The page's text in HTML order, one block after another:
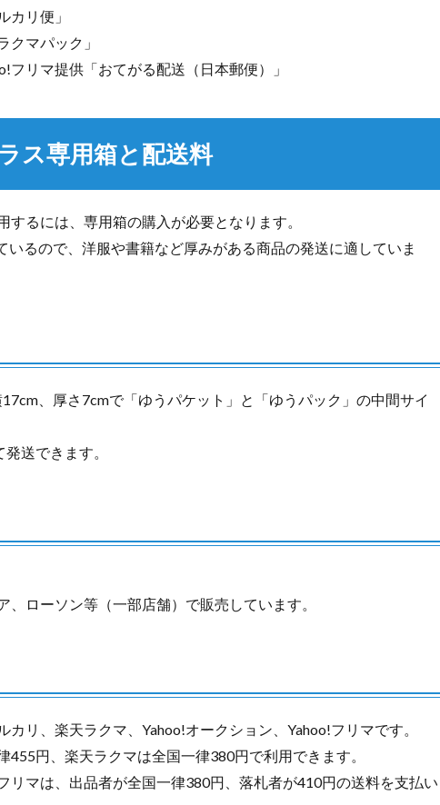
カリ便」
クマパック」
フリマ提供「おてがる配送（日本郵便）」
ス専用箱と配送料
するには、専用箱の購入が必要となります。
いるので、洋服や書籍など厚みがある商品の発送に適していま
、厚さ7cmで「ゆうパケット」と「ゆうパック」の中間サイ
送できます。
ローソン等（一部店舗）で販売しています。
リ、楽天ラクマ、Yahoo!オークション、Yahoo!フリマです。
455円、楽天ラクマは全国一律380円で利用できます。
リマは、出品者が全国一律380円、落札者が410円の送料を支払い